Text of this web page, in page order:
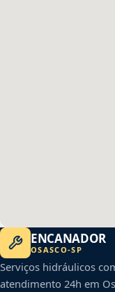
ENCANADOR
OSASCO-SP
Serviços hidráulicos
atendimento 24h em